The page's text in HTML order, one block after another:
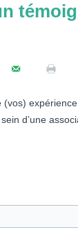
(vos)
d’une